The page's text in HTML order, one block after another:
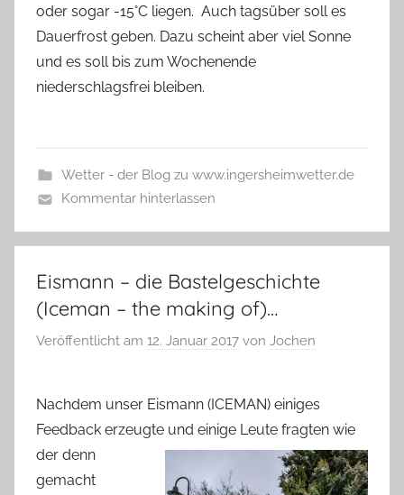
oder sogar -15°C liegen. Auch tagsüber soll es
Dauerfrost geben. Dazu scheint aber viel Sonne
und es soll bis zum Wochenende
niederschlagsfrei bleiben.
Wetter - der Blog zu www.ingersheimwetter.de
Kommentar hinterlassen
Eismann – die Bastelgeschichte
(Iceman – the making of)…
Veröffentlicht am 12. Januar 2017 von Jochen
Nachdem unser Eismann (ICEMAN) einiges
Feedback erzeugte und einige Leute fragten wie
der denn
gemacht